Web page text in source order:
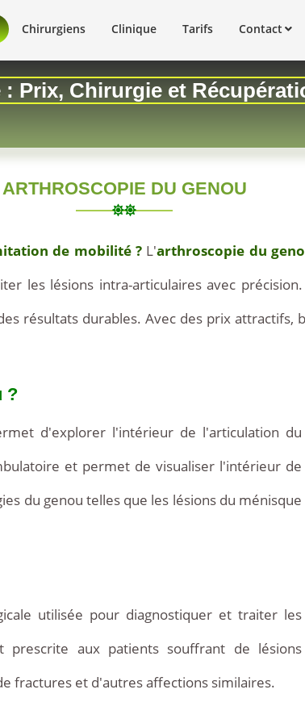
Chirurgiens Clinique Tarifs Contact
Prix, Chirurgie et
ARTHROSCOPIE DU GENOU
de mobilité ?L'arthroscopie du
les lésions intra-articulaires avec
résultats durables. Avec des prix attractifsà,
?
d'explorer l'intérieur de l'articulation du
et permet de visualiser l'intérieur de
du genou telles que les lésions du ménisque
utilisée pour diagnostiquer et traiter les
prescrite aux patients souffrant de lésions
fractures et d'autres affections similaires.